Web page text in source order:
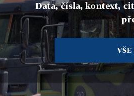
Data, čísla, kontext,
VŠE